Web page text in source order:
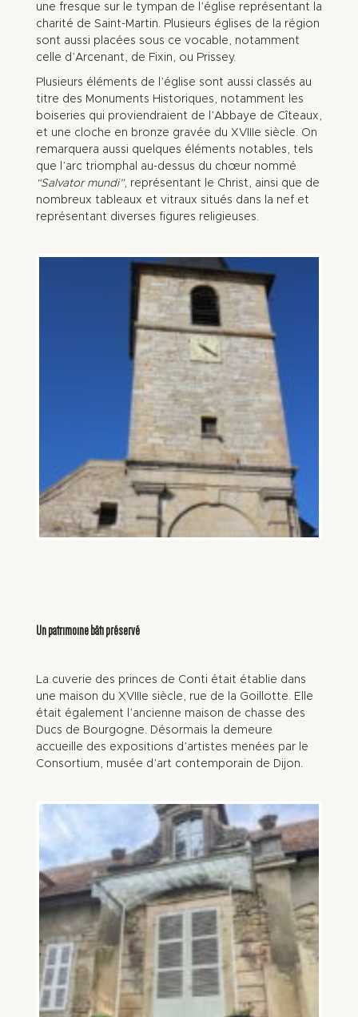
une fresque sur le tympan de l’église représentant la
charité de Saint-Martin. Plusieurs églises de la région
sont aussi placées sous ce vocable, notamment
celle d’Arcenant, de Fixin, ou Prissey.
Plusieurs éléments de l’église sont aussi classés au
titre des Monuments Historiques, notamment les
boiseries qui proviendraient de l’Abbaye de Cîteaux,
et une cloche en bronze gravée du XVIIIe siècle. On
remarquera aussi quelques éléments notables, tels
que l’arc triomphal au-dessus du chœur nommé
“Salvator mundi”, représentant le Christ, ainsi que de
nombreux tableaux et vitraux situés dans la nef et
représentant diverses figures religieuses.
Un patrimoine bâti préservé
La cuverie des princes de Conti était établie dans
une maison du XVIIIe siècle, rue de la Goillotte. Elle
était également l’ancienne maison de chasse des
Ducs de Bourgogne. Désormais la demeure
accueille des expositions d’artistes menées par le
Consortium, musée d’art contemporain de Dijon.